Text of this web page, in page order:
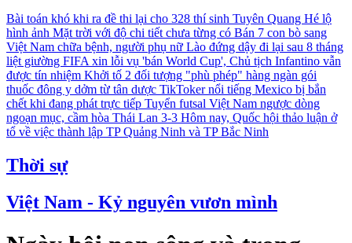
Bài toán khó khi ra đề thi lại cho 328 thí sinh Tuyên Quang Hé lộ
hình ảnh Mặt trời với độ chi tiết chưa từng có Bán 7 con bò sang
Việt Nam chữa bệnh, người phụ nữ Lào đứng dậy đi lại sau 8 tháng
liệt giường FIFA xin lỗi vụ 'bán World Cup', Chủ tịch Infantino vẫn
được tín nhiệm Khởi tố 2 đối tượng "phù phép" hàng ngàn gói
thuốc đông y dởm từ tân dược TikToker nổi tiếng Mexico bị bắn
chết khi đang phát trực tiếp Tuyển futsal Việt Nam ngược dòng
ngoạn mục, cầm hòa Thái Lan 3-3 Hôm nay, Quốc hội thảo luận ở
tổ về việc thành lập TP Quảng Ninh và TP Bắc Ninh
Thời sự
Việt Nam - Kỷ nguyên vươn mình